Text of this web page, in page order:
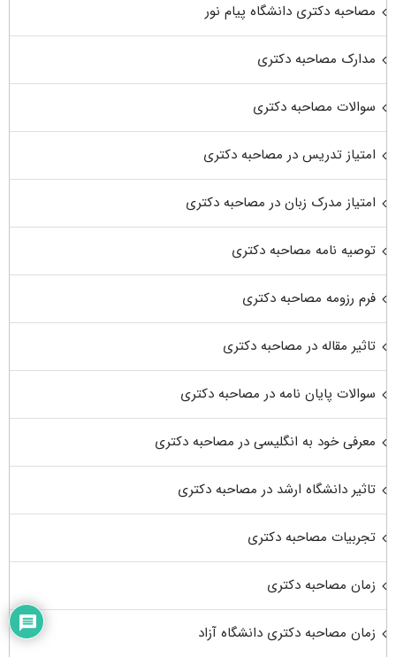
مصاحبه دکتری دانشگاه پیام نور
مدارک مصاحبه دکتری
سوالات مصاحبه دکتری
امتیاز تدریس در مصاحبه دکتری
امتیاز مدرک زبان در مصاحبه دکتری
توصیه نامه مصاحبه دکتری
فرم رزومه مصاحبه دکتری
تاثیر مقاله در مصاحبه دکتری
سوالات پایان نامه در مصاحبه دکتری
معرفی خود به انگلیسی در مصاحبه دکتری
تاثیر دانشگاه ارشد در مصاحبه دکتری
تجربیات مصاحبه دکتری
زمان مصاحبه دکتری
زمان مصاحبه دکتری دانشگاه آزاد